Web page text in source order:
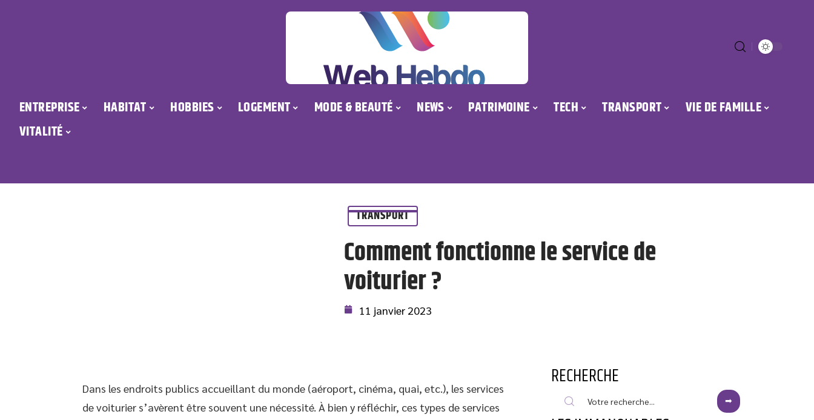
ENTREPRISE HABITAT HOBBIES LOGEMENT MODE & BEAUTÉ NEWS PATRIMOINE TECH TRANSPORT
VIE DE FAMILLE
VITALITÉ
TRANSPORT
Comment fonctionne le service de
voiturier ?
11 janvier 2023
Dans les endroits publics accueillant du monde (aéroport, cinéma, quai, etc.), les services
de voiturier s’avèrent être souvent une nécessité. À bien y réfléchir, ces types de services
RECHERCHE